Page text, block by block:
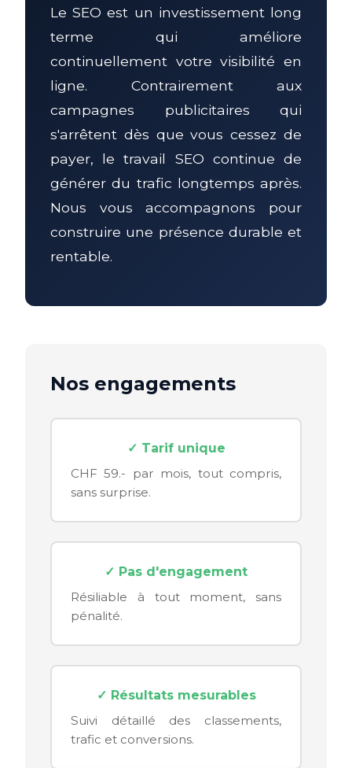
Le SEO est un investissement long
terme qui améliore
continuellement votre visibilité en
ligne. Contrairement aux
campagnes publicitaires qui
s'arrêtent dès que vous cessez de
payer, le travail SEO continue de
générer du trafic longtemps après.
Nous vous accompagnons pour
construire une présence durable et
rentable.
Nos engagements
✓ Tarif unique
CHF 59.- par mois, tout compris,
sans surprise.
✓ Pas d'engagement
Résiliable à tout moment, sans
pénalité.
✓ Résultats mesurables
Suivi détaillé des classements,
trafic et conversions.